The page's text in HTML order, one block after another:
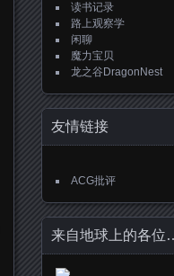
读书记录
路上观察学
闲聊
魔力宝贝
龙之谷DragonNest
友情链接
ACG批评
来自地球上的各位